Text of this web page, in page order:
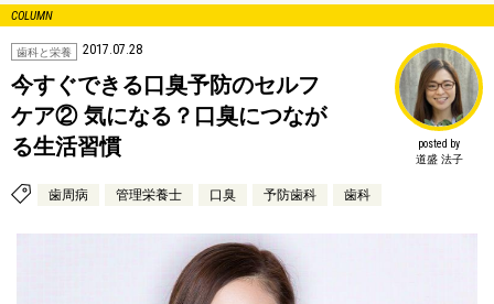
i
COLUMN
歯科と栄養 2017.07.28
今すぐできる口臭予防のセルフ
ケア② 気になる？口臭につなが
る生活習慣
posted by
道盛 法子
歯周病 管理栄養士 口臭 予防歯科 歯科